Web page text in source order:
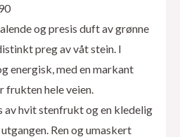
og presis duft av grønne
preg av våt stein. I
energisk, med en markant
hele veien.
av hvit stenfrukt og en kledelig
Ren og umaskert